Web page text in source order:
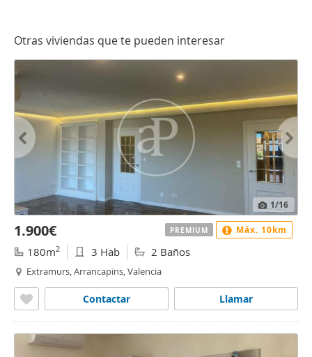
Otras viviendas que te pueden interesar
1/16
1.900€
180m2 3 Hab 2 Baños
Extramurs, Arrancapins, Valencia
Llamar
Contactar
PREMIUM Máx. 10km